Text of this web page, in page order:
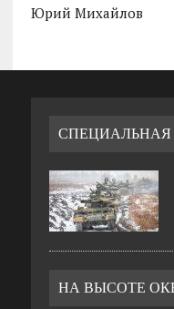
Юрий Михайлов
СПЕЦИАЛЬНАЯ
НА ВЫСОТЕ